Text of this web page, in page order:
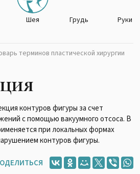
Шея Грудь Руки
терминов пластической хирургии
контуров фигуры за счет
с помощью вакуумного отсоса. В
при локальных формах
контуров фигуры.